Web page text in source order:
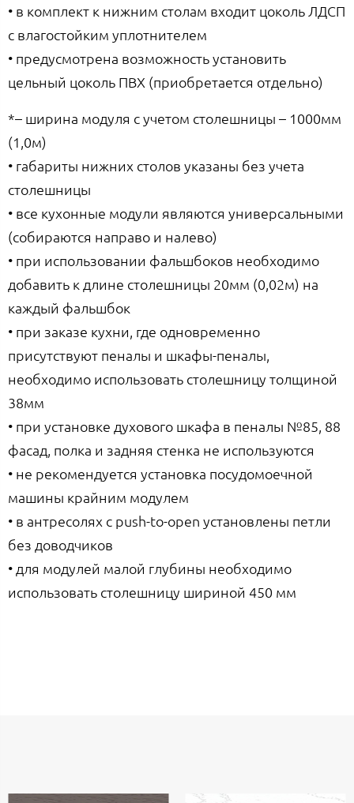
• в комплект к нижним столам входит цоколь ЛДСП
с влагостойким уплотнителем
• предусмотрена возможность установить
цельный цоколь ПВХ (приобретается отдельно)
*– ширина модуля с учетом столешницы – 1000мм
(1,0м)
• габариты нижних столов указаны без учета
столешницы
• все кухонные модули являются универсальными
(собираются направо и налево)
• при использовании фальшбоков необходимо
добавить к длине столешницы 20мм (0,02м) на
каждый фальшбок
• при заказе кухни, где одновременно
присутствуют пеналы и шкафы-пеналы,
необходимо использовать столешницу толщиной
38мм
• при установке духового шкафа в пеналы №85, 88
фасад, полка и задняя стенка не используются
• не рекомендуется установка посудомоечной
машины крайним модулем
• в антресолях с push-to-open установлены петли
без доводчиков
• для модулей малой глубины необходимо
использовать столешницу шириной 450 мм